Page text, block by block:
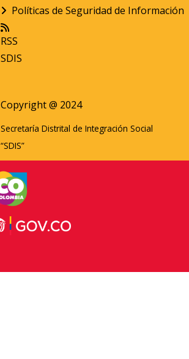
Políticas de Seguridad de Información
RSS
SDIS
Copyright @ 2024
Secretaría Distrital de Integración Social
“SDIS”